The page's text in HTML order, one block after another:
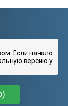
Если начало
версию у